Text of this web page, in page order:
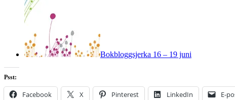
Bokbloggsjerka 16 – 19 juni
Psst:
Facebook X Pinterest LinkedIn E-